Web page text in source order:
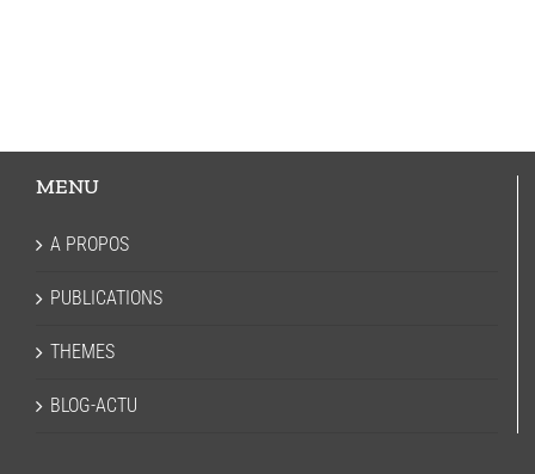
MENU
A PROPOS
PUBLICATIONS
THEMES
BLOG-ACTU